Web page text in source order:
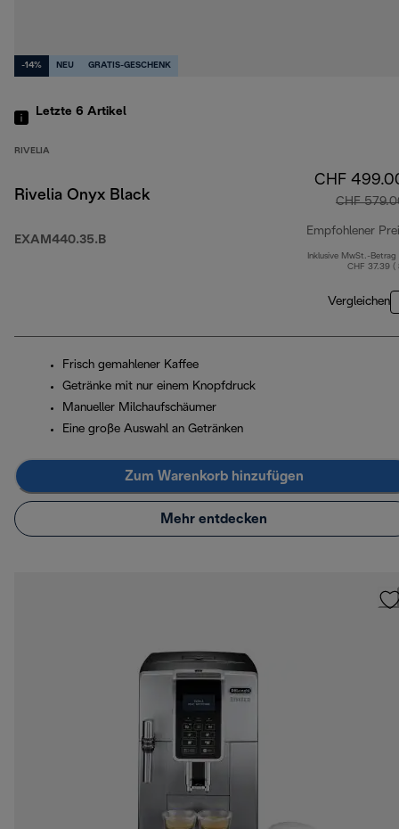
-14% NEU GRATIS-GESCHENK
Letzte 6 Artikel
RIVELIA
Rivelia Onyx Black
EXAM440.35.B
CHF
CHF
Empfohlener
Inklusive MwSt.-Betrag
CHF 37.39 (
Vergleichen
Frisch gemahlener Kaffee
Getränke mit nur einem Knopfdruck
Manueller Milchaufschäumer
Eine große Auswahl an Getränken
Zum Warenkorb hinzufügen
Mehr entdecken